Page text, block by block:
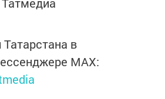
Татмедиа
в
MАХ: